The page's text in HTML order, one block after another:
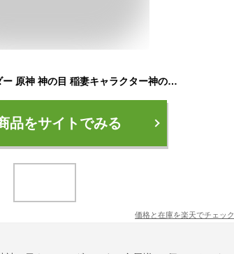
原神神の目キーホルダー 原神 神の目 稲妻キャラクター神の目Genshin Impact 周辺グッズ キーホルダー 夜光 コスプレ こすぷれ コスプレグッズ グッズ 全属性揃い セット販売 プレゼント ギフト 送料無料
品をサイトでみる
価格と在庫を楽天でチェック